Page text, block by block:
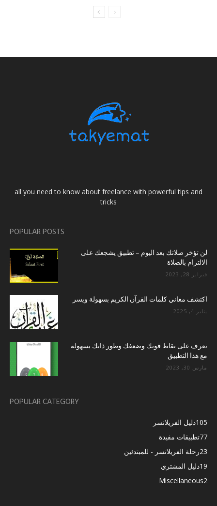
all you need to know about freelance with powerful tips and
tricks
POPULAR POSTS
لن تؤخر صلاتك بعد اليوم – تطبيق يشجعك على
الالتزام بالصلاة
فبراير 28, 2023
اكتشف معاني كلمات القرآن الكريم بسهولة ويسر
يناير 4, 2025
تعرف على نقاط قوتك وضعفك وطور ذاتك بسهولة
مع هذا التطبيق
مارس 30, 2023
POPULAR CATEGORY
دليل الفريلانسر105
تطبيقات مفيدة77
رحلة الفريلانسر - للمبتدئين23
دليل المشتري19
Miscellaneous2